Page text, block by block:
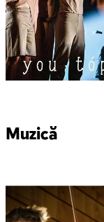
Muzică